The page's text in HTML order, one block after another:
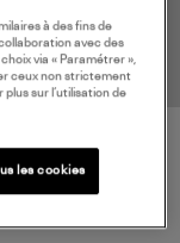
Grained Noir
à des fins de
avec des
via « Paramétrer »,
ceux non strictement
sur l’utilisation de
les cookies